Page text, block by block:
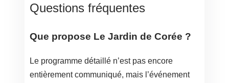
Questions fréquentes
Que propose Le Jardin de Corée ?
Le programme détaillé n’est pas encore
entièrement communiqué, mais l’événement